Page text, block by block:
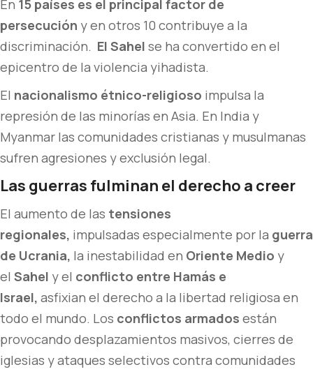
En 15 países es el principal factor de
persecución y en otros 10 contribuye a la
discriminación. El Sahel se ha convertido en el
epicentro de la violencia yihadista.
El nacionalismo étnico-religioso impulsa la
represión de las minorías en Asia. En India y
Myanmar las comunidades cristianas y musulmanas
sufren agresiones y exclusión legal.
Las guerras fulminan el derecho a creer
El aumento de las tensiones
regionales, impulsadas especialmente por la guerra
de Ucrania, la inestabilidad en Oriente Medio y
el Sahel y el conflicto entre Hamás e
Israel, asfixian el derecho a la libertad religiosa en
todo el mundo. Los conflictos armados están
provocando desplazamientos masivos, cierres de
iglesias y ataques selectivos contra comunidades